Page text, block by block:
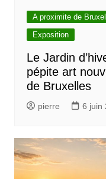
l
e
A proximite de
Exposition
Le Jardin
pépite art
de Bruxelles
pierre 6 juin